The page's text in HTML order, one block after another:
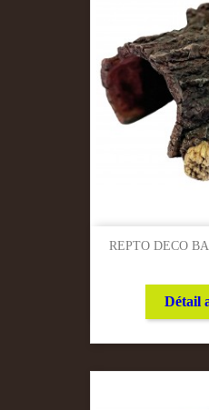
REPTO DECO
Détail